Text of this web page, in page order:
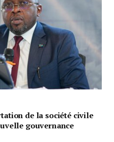
de la société civile
gouvernance